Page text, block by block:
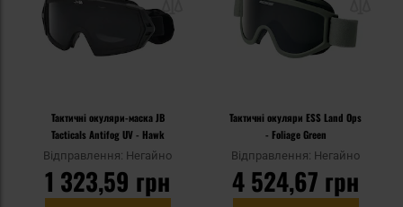
Тактичні окуляри-маска JB
Tacticals Antifog UV - Hawk
Відправлення: Негайно
1 323,59 грн
Тактичні окуляри ESS Land Ops
- Foliage Green
Відправлення: Негайно
4 524,67 грн